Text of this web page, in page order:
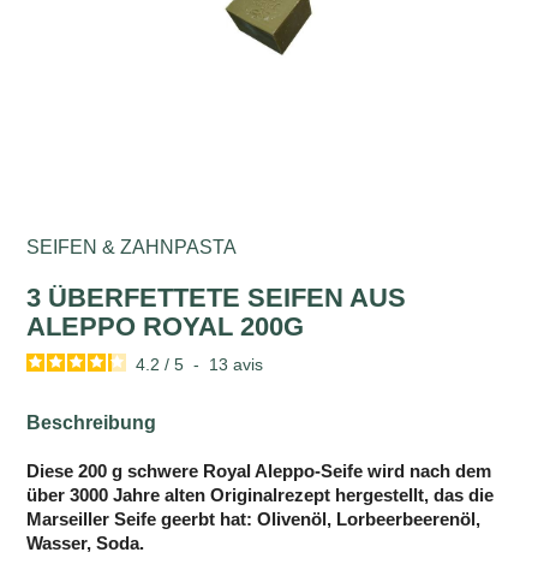
SEIFEN & ZAHNPASTA
3 ÜBERFETTETE SEIFEN AUS
ALEPPO ROYAL 200G
4.2 / 5 - 13avis
Beschreibung
Diese 200 g schwere Royal Aleppo-Seife wird nach dem
über 3000 Jahre alten Originalrezept hergestellt, das die
Marseiller Seife geerbt hat: Olivenöl, Lorbeerbeerenöl,
Wasser, Soda.